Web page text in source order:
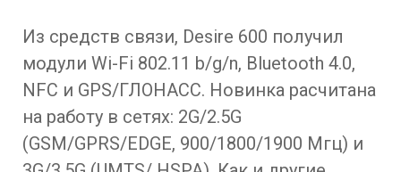
Из средств связи, Desire 600 получил
модули Wi-Fi 802.11 b/g/n, Bluetooth 4.0,
NFC и GPS/ГЛОНАСС. Новинка расчитана
на работу в сетях: 2G/2.5G
(GSM/GPRS/EDGE, 900/1800/1900 Мгц) и